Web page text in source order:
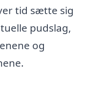
tid sætte sig
pudslag,
og